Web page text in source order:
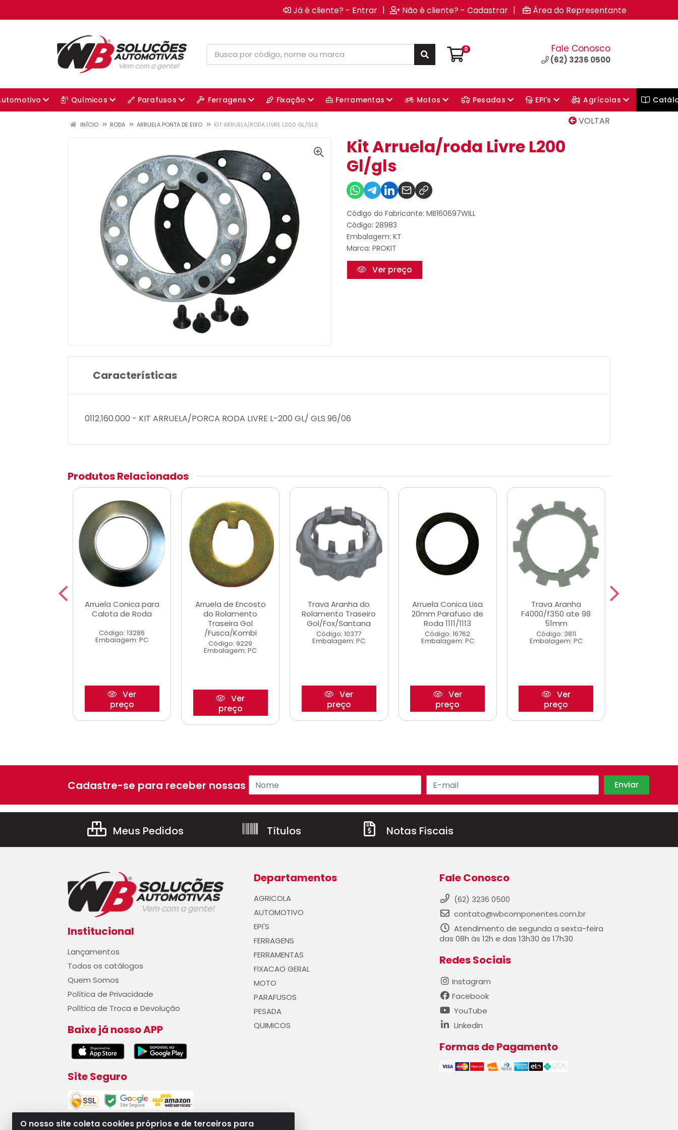
Já é cliente? - Entrar | Não é cliente? - Cadastrar | Área do Representante
0 Fale Conosco
(62) 3236 0500
Químicos Parafusos Ferragens Fixação Ferramentas Motos Pesadas EPI's Agrícolas
VOLTAR
INÍCIO RODA ARRUELA PONTA DE EIXO KIT ARRUELA/RODA LIVRE L200 GL/GLS
Kit Arruela/roda Livre L200
Gl/gls
Código do Fabricante: MB160697WILL
Código: 28983
Embalagem: KT
Marca: PROKIT
Ver preço
Características
0112.160.000 - KIT ARRUELA/PORCA RODA LIVRE L-200 GL/ GLS 96/06
Produtos Relacionados
Arruela Conica para
Calota de Roda
Código: 13286
Embalagem: PC
Ver
preço
Arruela de Encosto
do Rolamento
Traseira Gol
/Fusca/Kombi
Código: 9229
Embalagem: PC
Ver
preço
Trava Aranha do
Rolamento Traseiro
Gol/Fox/Santana
Código: 10377
Embalagem: PC
Ver
preço
Arruela Conica Lisa
20mm Parafuso de
Roda 1111/1113
Código: 16762
Embalagem: PC
Ver
preço
Trava Aranha
F4000/f350 ate 98
51mm
Código: 3811
Embalagem: PC
Ver
preço
O nosso site coleta cookies próprios e de terceiros para
Cadastre-se para receber nossas ofertas!
Meus Pedidos Títulos Notas Fiscais
Institucional
Lançamentos
Todos os catálogos
Quem Somos
Política de Privacidade
Política de Troca e Devolução
Baixe já nosso APP
Site Seguro
Departamentos
AGRICOLA
AUTOMOTIVO
EPI'S
FERRAGENS
FERRAMENTAS
FIXACAO GERAL
MOTO
PARAFUSOS
PESADA
QUIMICOS
Fale Conosco
(62) 3236 0500
contato@wbcomponentes.com.br
Atendimento de segunda a sexta-feira
das 08h às 12h e das 13h30 às 17h30
Redes Sociais
Instagram
Facebook
YouTube
Linkedin
Formas de Pagamento